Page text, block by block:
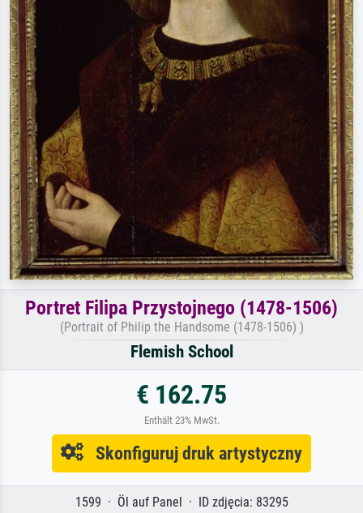
Portret Filipa Przystojnego (1478-1506)
(Portrait of Philip the Handsome (1478-1506) )
Flemish School
€ 162.75
Enthält 23% MwSt.
Skonfiguruj druk artystyczny
1599 · Öl auf Panel · ID zdjęcia: 83295